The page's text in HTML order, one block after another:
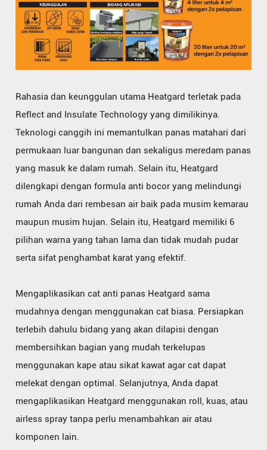
Rahasia dan keunggulan utama Heatgard terletak pada
Reflect and Insulate Technology yang dimilikinya.
Teknologi canggih ini memantulkan panas matahari dari
permukaan luar bangunan dan sekaligus meredam panas
yang masuk ke dalam rumah. Selain itu, Heatgard
dilengkapi dengan formula anti bocor yang melindungi
rumah Anda dari rembesan air baik pada musim kemarau
maupun musim hujan. Selain itu, Heatgard memiliki 6
pilihan warna yang tahan lama dan tidak mudah pudar
serta sifat penghambat karat yang efektif.
Mengaplikasikan cat anti panas Heatgard sama
mudahnya dengan menggunakan cat biasa. Persiapkan
terlebih dahulu bidang yang akan dilapisi dengan
membersihkan bagian yang mudah terkelupas
menggunakan kape atau sikat kawat agar cat dapat
melekat dengan optimal. Selanjutnya, Anda dapat
mengaplikasikan Heatgard menggunakan roll, kuas, atau
airless spray tanpa perlu menambahkan air atau
komponen lain.